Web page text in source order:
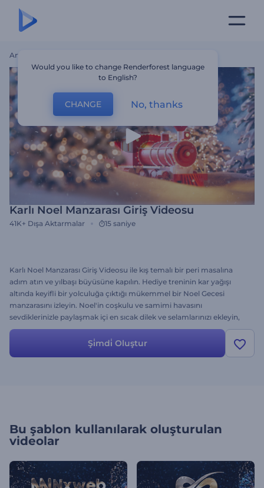
Ana Sayfa
Karlı Noel Manzarası Giriş Videosu
41K+ Dışa Aktarmalar 15 saniye
Karlı Noel Manzarası Giriş Videosu ile kış temalı bir peri masalına
adım atın ve yılbaşı büyüsüne kapılın. Hediye treninin kar yağışı
altında keyifli bir yolculuğa çıktığı mükemmel bir Noel Gecesi
manzarasını izleyin. Noel'in coşkulu ve samimi havasını
sevdiklerinizle paylaşmak içi en sıcak dilek ve selamlarınızı ekleyin,
logonuzu yükleyin ve harika bir arkaplan müziğiyle destekleyin.
Yılbaşı introları, Noel tebrikleri, özel etkinlik davetiyeleri, yılbaşı
duyuruları vs. için mükemmel bir seçenek. Hemen oluşturun!
Şi̇mdi̇ Oluştur
Bu şablon kullanılarak oluşturulan
videolar
Would you like to change Renderforest language
to English?
CHANGE No, thanks